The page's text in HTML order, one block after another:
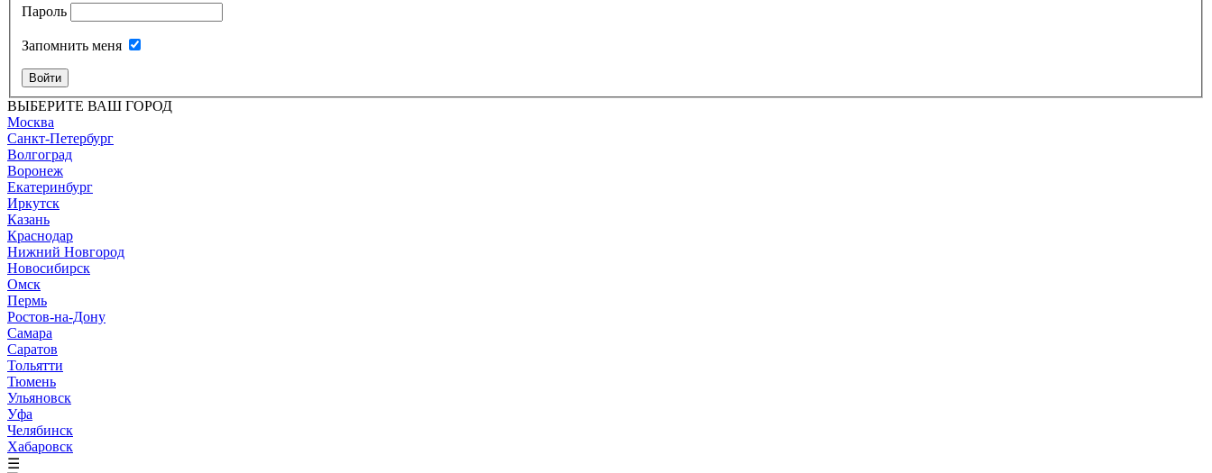
Пароль
Запомнить меня
Войти
ВЫБЕРИТЕ ВАШ ГОРОД
Москва
Санкт-Петербург
Волгоград
Воронеж
Екатеринбург
Иркутск
Казань
Краснодар
Нижний Новгород
Новосибирск
Омск
Пермь
Ростов-на-Дону
Самара
Саратов
Тольятти
Тюмень
Ульяновск
Уфа
Челябинск
Хабаровск
☰